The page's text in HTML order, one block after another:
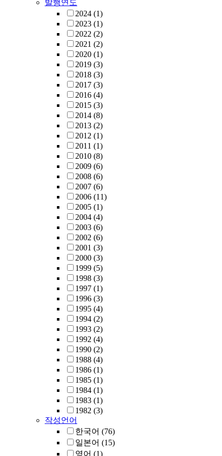
발행연도
2024 (1)
2023 (1)
2022 (2)
2021 (2)
2020 (1)
2019 (3)
2018 (3)
2017 (3)
2016 (4)
2015 (3)
2014 (8)
2013 (2)
2012 (1)
2011 (1)
2010 (8)
2009 (6)
2008 (6)
2007 (6)
2006 (11)
2005 (1)
2004 (4)
2003 (6)
2002 (6)
2001 (3)
2000 (3)
1999 (5)
1998 (3)
1997 (1)
1996 (3)
1995 (4)
1994 (2)
1993 (2)
1992 (4)
1990 (2)
1988 (4)
1986 (1)
1985 (1)
1984 (1)
1983 (1)
1982 (3)
작성언어
한국어 (76)
일본어 (15)
영어 (1)